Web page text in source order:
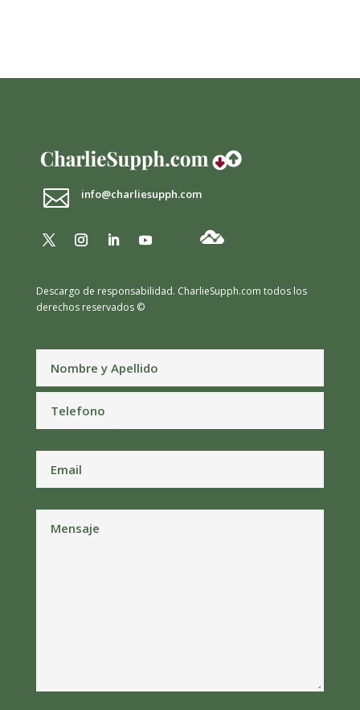
 info@charliesupph.com
Descargo de responsabilidad. CharlieSupph.com todos los
derechos reservados ©